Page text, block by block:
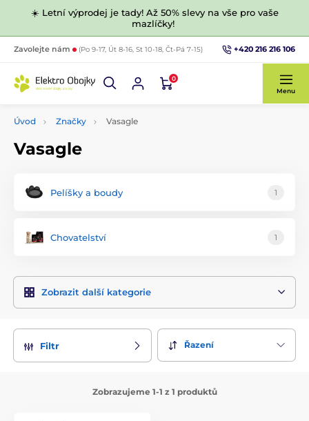
☀️ Letní výprodej je tady! Až 50% slevy na vše pro vaše
mazlíčky!
Zavolejte nám (Po 9-17, Út 8-16, St 10-18, Čt-Pá 7-15) +420 216 216 106
0
Menu
Úvod Značky Vasagle
Vasagle
Pelíšky a boudy 1
Chovatelství 1
Zobrazit další kategorie
Filtr Řazení
Zobrazujeme 1-1 z 1 produktů